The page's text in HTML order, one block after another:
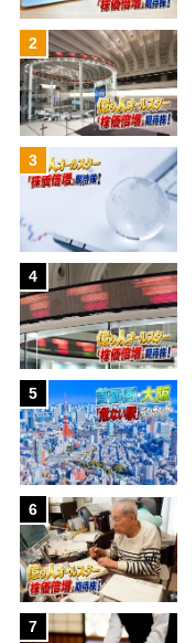
2
3
4
5
6
7